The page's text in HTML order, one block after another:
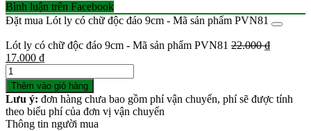
Bình luận trên Facebook
Đặt mua Lót ly có chữ độc đáo 9cm - Mã sản phẩm PVN81
Lót ly có chữ độc đáo 9cm - Mã sản phẩm PVN81 22.000₫
Giá
gốc
là:
22.000 ₫.
17.000 ₫Giá
tại
là:
17.000 ₫.
Số
lượng
Thêm vào giỏ hàng
Lưu ý: đơn hàng chưa bao gồm phí vận chuyển, phí sẽ được tính
theo biểu phí của đơn vị vận chuyển
Thông tin người mua